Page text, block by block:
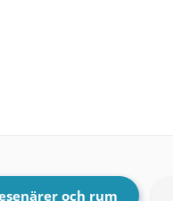
och rum